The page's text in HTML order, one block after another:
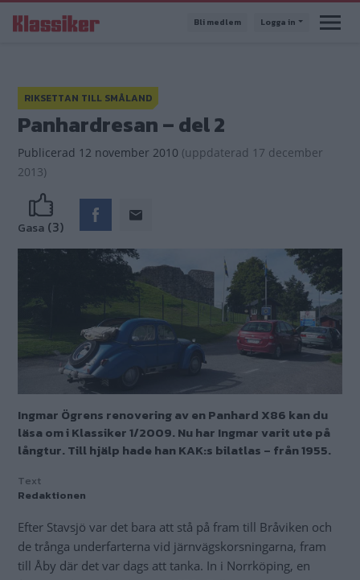
till
Bli medlem Logga in
RIKSETTAN TILL SMÅLAND
Panhardresan – del 2
Publicerad 12 november 2010 (uppdaterad 17 december
2013)
Gasa (3)
Ingmar Ögrens renovering av en Panhard X86 kan du
läsa om i Klassiker 1/2009. Nu har Ingmar varit ute på
långtur. Till hjälp hade han KAK:s bilatlas – från 1955.
Text
Redaktionen
Efter Stavsjö var det bara att stå på fram till Bråviken och
de trånga underfarterna vid järnvägskorsningarna, fram
till Åby där det var dags att tanka. In i Norrköping, en